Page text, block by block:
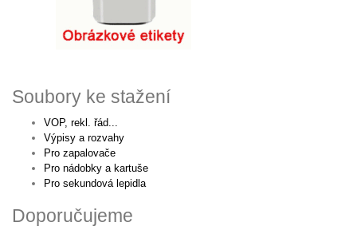
Soubory ke stažení
VOP, rekl. řád...
Výpisy a rozvahy
Pro zapalovače
Pro nádobky a kartuše
Pro sekundová lepidla
Doporučujeme